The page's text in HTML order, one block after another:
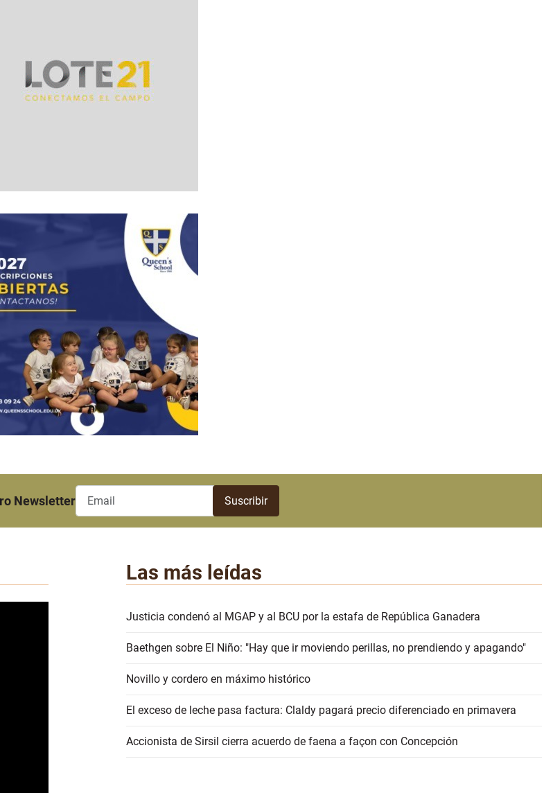
Newsletter
Las más leídas
Justicia condenó al MGAP y al BCU por la estafa de República Ganadera
Baethgen sobre El Niño: "Hay que ir moviendo perillas, no prendiendo y apagando"
Novillo y cordero en máximo histórico
El exceso de leche pasa factura: Claldy pagará precio diferenciado en primavera
Accionista de Sirsil cierra acuerdo de faena a façon con Concepción